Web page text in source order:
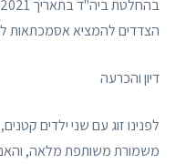
הצדדים להמציא אסמכתאות
דיון והכרעה
משמורת משותפת מלאה,